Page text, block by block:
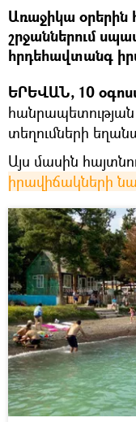
Առաջիկա օրերին
շրջաններում
հրդեհավտանգ
ԵՐԵՎԱՆ, 10
տեղումների
Այս մասին
իրավիճակների